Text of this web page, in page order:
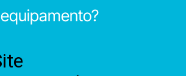
equipamento?